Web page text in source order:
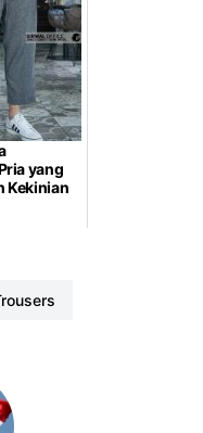
yang
Kekinian
trousers